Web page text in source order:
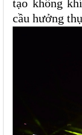
tạo không
cầu hưởng